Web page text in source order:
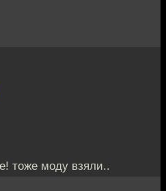
тоже моду взяли..